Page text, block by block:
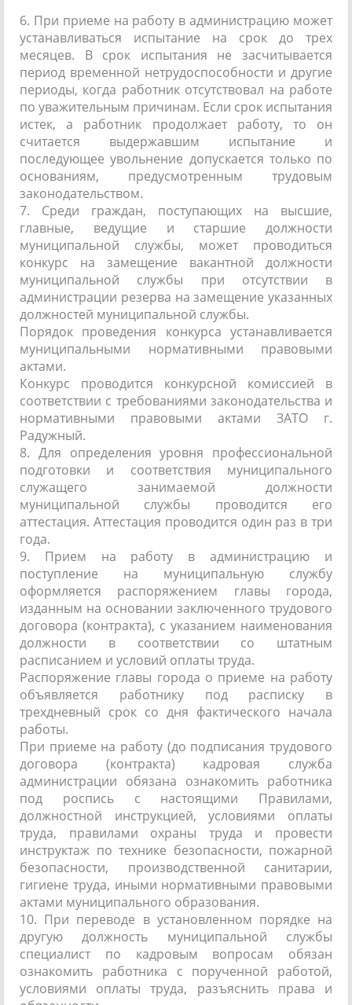
6. При приеме на работу в администрацию может
устанавливаться испытание на срок до трех
месяцев. В срок испытания не засчитывается
период временной нетрудоспособности и другие
периоды, когда работник отсутствовал на работе
по уважительным причинам. Если срок испытания
истек, а работник продолжает работу, то он
считается выдержавшим испытание и
последующее увольнение допускается только по
основаниям, предусмотренным трудовым
законодательством.
7. Среди граждан, поступающих на высшие,
главные, ведущие и старшие должности
муниципальной службы, может проводиться
конкурс на замещение вакантной должности
муниципальной службы при отсутствии в
администрации резерва на замещение указанных
должностей муниципальной службы.
Порядок проведения конкурса устанавливается
муниципальными нормативными правовыми
актами.
Конкурс проводится конкурсной комиссией в
соответствии с требованиями законодательства и
нормативными правовыми актами ЗАТО г.
Радужный.
8. Для определения уровня профессиональной
подготовки и соответствия муниципального
служащего занимаемой должности
муниципальной службы проводится его
аттестация. Аттестация проводится один раз в три
года.
9. Прием на работу в администрацию и
поступление на муниципальную службу
оформляется распоряжением главы города,
изданным на основании заключенного трудового
договора (контракта), с указанием наименования
должности в соответствии со штатным
расписанием и условий оплаты труда.
Распоряжение главы города о приеме на работу
объявляется работнику под расписку в
трехдневный срок со дня фактического начала
работы.
При приеме на работу (до подписания трудового
договора (контракта) кадровая служба
администрации обязана ознакомить работника
под роспись с настоящими Правилами,
должностной инструкцией, условиями оплаты
труда, правилами охраны труда и провести
инструктаж по технике безопасности, пожарной
безопасности, производственной санитарии,
гигиене труда, иными нормативными правовыми
актами муниципального образования.
10. При переводе в установленном порядке на
другую должность муниципальной службы
специалист по кадровым вопросам обязан
ознакомить работника с порученной работой,
условиями оплаты труда, разъяснить права и